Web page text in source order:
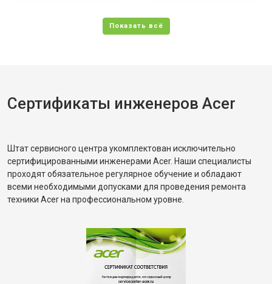
Сертификаты инженеров Acer
Штат сервисного центра укомплектован исключительно
сертифицированными инженерами Acer. Наши специалисты
проходят обязательное регулярное обучение и обладают
всеми необходимыми допусками для проведения ремонта
техники Acer на профессиональном уровне.